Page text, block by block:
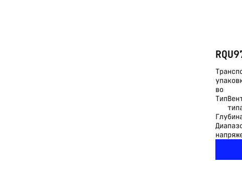
во
Тип